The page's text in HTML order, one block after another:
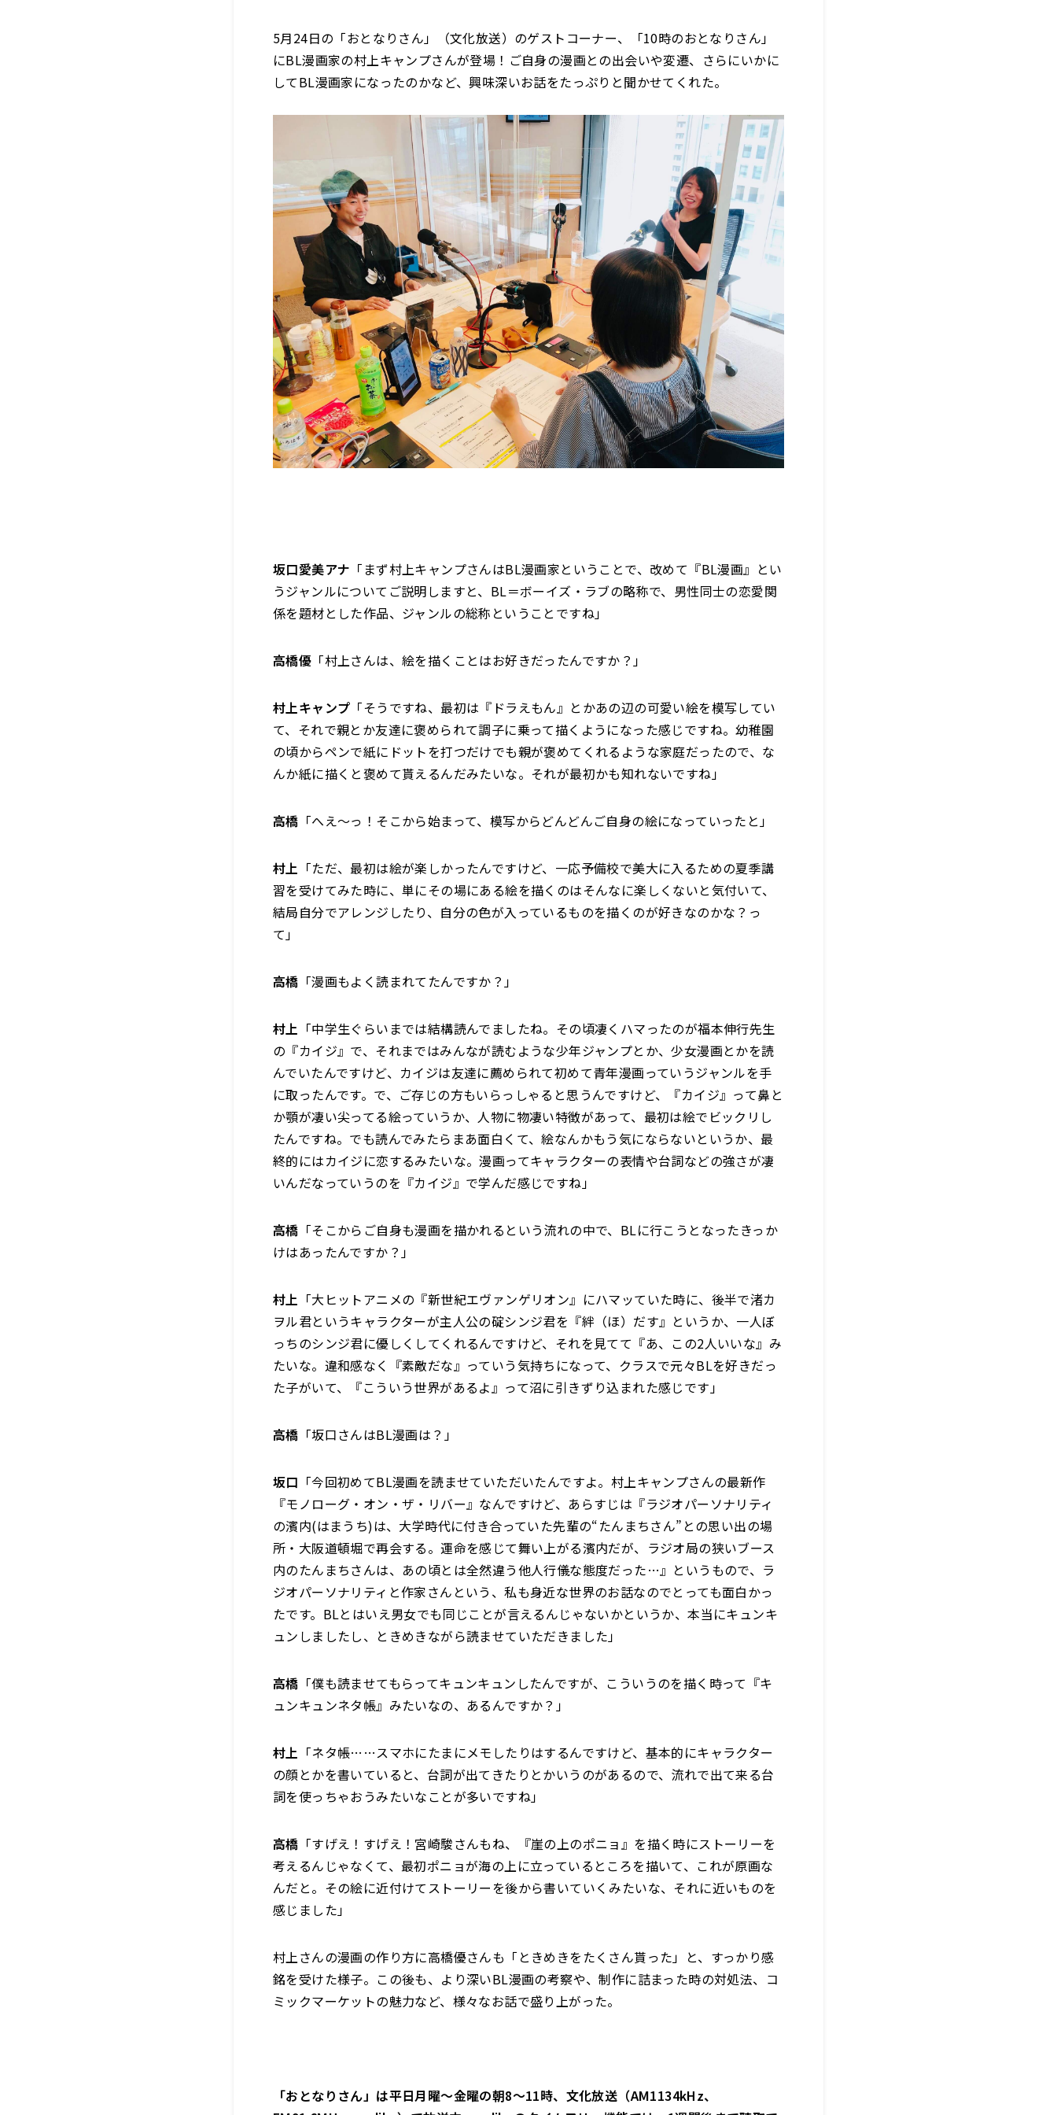
5月24日の「おとなりさん」（文化放送）のゲストコーナー、「10時のおとなりさん」
にBL漫画家の村上キャンプさんが登場！ご自身の漫画との出会いや変遷、さらにいかに
してBL漫画家になったのかなど、興味深いお話をたっぷりと聞かせてくれた。
坂口愛美アナ 「まず村上キャンプさんはBL漫画家ということで、改めて『BL漫画』とい
うジャンルについてご説明しますと、BL＝ボーイズ・ラブの略称で、男性同士の恋愛関
係を題材とした作品、ジャンルの総称ということですね」
高橋優 「村上さんは、絵を描くことはお好きだったんですか？」
村上キャンプ 「そうですね、最初は『ドラえもん』とかあの辺の可愛い絵を模写してい
て、それで親とか友達に褒められて調子に乗って描くようになった感じですね。幼稚園
の頃からペンで紙にドットを打つだけでも親が褒めてくれるような家庭だったので、な
んか紙に描くと褒めて貰えるんだみたいな。それが最初かも知れないですね」
高橋 「へえ～っ！そこから始まって、模写からどんどんご自身の絵になっていったと」
村上 「ただ、最初は絵が楽しかったんですけど、一応予備校で美大に入るための夏季講
習を受けてみた時に、単にその場にある絵を描くのはそんなに楽しくないと気付いて、
結局自分でアレンジしたり、自分の色が入っているものを描くのが好きなのかな？っ
て」
高橋 「漫画もよく読まれてたんですか？」
村上 「中学生ぐらいまでは結構読んでましたね。その頃凄くハマったのが福本伸行先生
の『カイジ』で、それまではみんなが読むような少年ジャンプとか、少女漫画とかを読
んでいたんですけど、カイジは友達に薦められて初めて青年漫画っていうジャンルを手
に取ったんです。で、ご存じの方もいらっしゃると思うんですけど、『カイジ』って鼻と
か顎が凄い尖ってる絵っていうか、人物に物凄い特徴があって、最初は絵でビックリし
たんですね。でも読んでみたらまあ面白くて、絵なんかもう気にならないというか、最
終的にはカイジに恋するみたいな。漫画ってキャラクターの表情や台詞などの強さが凄
いんだなっていうのを『カイジ』で学んだ感じですね」
高橋 「そこからご自身も漫画を描かれるという流れの中で、BLに行こうとなったきっか
けはあったんですか？」
村上 「大ヒットアニメの『新世紀エヴァンゲリオン』にハマッていた時に、後半で渚カ
ヲル君というキャラクターが主人公の碇シンジ君を『絆（ほ）だす』というか、一人ぼ
っちのシンジ君に優しくしてくれるんですけど、それを見てて『あ、この2人いいな』み
たいな。違和感なく『素敵だな』っていう気持ちになって、クラスで元々BLを好きだっ
た子がいて、『こういう世界があるよ』って沼に引きずり込まれた感じです」
高橋 「坂口さんはBL漫画は？」
坂口 「今回初めてBL漫画を読ませていただいたんですよ。村上キャンプさんの最新作
『モノローグ・オン・ザ・リバー』なんですけど、あらすじは『ラジオパーソナリティ
の濱内(はまうち)は、大学時代に付き合っていた先輩の“たんまちさん”との思い出の場
所・大阪道頓堀で再会する。運命を感じて舞い上がる濱内だが、ラジオ局の狭いブース
内のたんまちさんは、あの頃とは全然違う他人行儀な態度だった…』というもので、ラ
ジオパーソナリティと作家さんという、私も身近な世界のお話なのでとっても面白かっ
たです。BLとはいえ男女でも同じことが言えるんじゃないかというか、本当にキュンキ
ュンしましたし、ときめきながら読ませていただきました」
高橋 「僕も読ませてもらってキュンキュンしたんですが、こういうのを描く時って『キ
ュンキュンネタ帳』みたいなの、あるんですか？」
村上 「ネタ帳……スマホにたまにメモしたりはするんですけど、基本的にキャラクター
の顔とかを書いていると、台詞が出てきたりとかいうのがあるので、流れで出て来る台
詞を使っちゃおうみたいなことが多いですね」
高橋 「すげえ！すげえ！宮崎駿さんもね、『崖の上のポニョ』を描く時にストーリーを
考えるんじゃなくて、最初ポニョが海の上に立っているところを描いて、これが原画な
んだと。その絵に近付けてストーリーを後から書いていくみたいな、それに近いものを
感じました」
村上さんの漫画の作り方に高橋優さんも「ときめきをたくさん貰った」と、すっかり感
銘を受けた様子。この後も、より深いBL漫画の考察や、制作に詰まった時の対処法、コ
ミックマーケットの魅力など、様々なお話で盛り上がった。
「おとなりさん」は平日月曜～金曜の朝8～11時、文化放送（AM1134kHz、